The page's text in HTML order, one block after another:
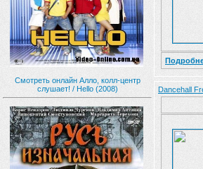
Смотреть онлайн Алло, колл-центр
слушает! / Hello (2008)
Dancehall